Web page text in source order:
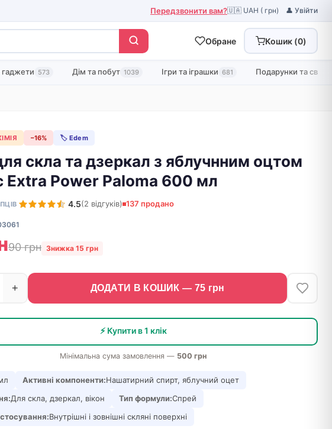
Передзвонити вам?🇺🇦 UAH ( грн) 👤 Увійти
Обране Кошик (0)
гаджети 573 Дім та побут 1039 Ігри та іграшки 681 Подарунки та свята
−16% 🏷 Edem
скла та дзеркал з яблучнним оцтом
Extra Power Paloma 600 мл
4.5(2 відгуків) 137 продано
90 грн Знижка 15 грн
+ ДОДАТИ В КОШИК — 75 грн
⚡ Купити в 1 клік
Мінімальна сума замовлення — 500 грн
Активні компоненти:Нашатирний спирт, яблучний оцет
Для скла, дзеркал, вікон Тип формули:Спрей
Внутрішні і зовнішні скляні поверхні